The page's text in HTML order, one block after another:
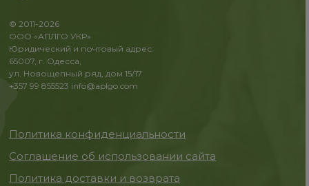
© 2011-2026
ООО «АПЛГО УКР»
Юридический и почтовый адрес:
65007, г. Одесса,
ул. Новощепный ряд, дом 15/17
+357 99 855523 info@aplgo.com
Политика конфиденциальности
Соглашение об использовании сайта
Политика доставки и возврата